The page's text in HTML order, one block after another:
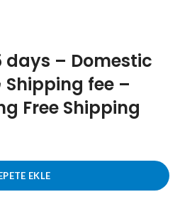
days – Domestic
Shipping fee –
Free Shipping
EKLE